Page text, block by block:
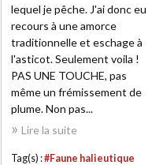
lequel je pêche. J'ai donc eu
recours à une amorce
traditionnelle et eschage à
l'asticot. Seulement voila !
PAS UNE TOUCHE, pas
même un frémissement de
plume. Non pas...
Lire la suite
Tag(s) :#Faune halieutique